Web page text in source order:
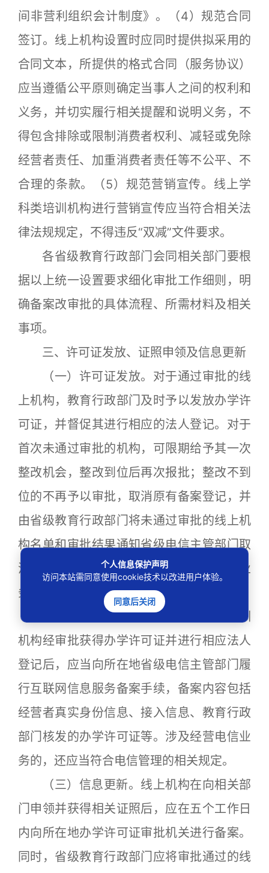
间非营利组织会计制度》。（4）规范合同
签订。线上机构设置时应同时提供拟采用的
合同文本，所提供的格式合同（服务协议）
应当遵循公平原则确定当事人之间的权利和
义务，并切实履行相关提醒和说明义务，不
得包含排除或限制消费者权利、减轻或免除
经营者责任、加重消费者责任等不公平、不
合理的条款。（5）规范营销宣传。线上学
科类培训机构进行营销宣传应当符合相关法
律法规规定，不得违反“双减”文件要求。
各省级教育行政部门会同相关部门要根
据以上统一设置要求细化审批工作细则，明
确备案改审批的具体流程、所需材料及相关
事项。
三、许可证发放、证照申领及信息更新
（一）许可证发放。对于通过审批的线
上机构，教育行政部门及时予以发放办学许
可证，并督促其进行相应的法人登记。对于
首次未通过审批的机构，可限期给予其一次
整改机会，整改到位后再次报批；整改不到
位的不再予以审批，取消原有备案登记，并
由省级教育行政部门将未通过审批的线上机
构名单和审批结果通知省级电信主管部门取
消相应的互联网信息服务备案和增值电信业
务经营许可。
（二）相关证照申领。线上学科类培训
机构经审批获得办学许可证并进行相应法人
登记后，应当向所在地省级电信主管部门履
行互联网信息服务备案手续，备案内容包括
经营者真实身份信息、接入信息、教育行政
部门核发的办学许可证等。涉及经营电信业
务的，还应当符合电信管理的相关规定。
（三）信息更新。线上机构在向相关部
门申领并获得相关证照后，应在五个工作日
内向所在地办学许可证审批机关进行备案。
同时，省级教育行政部门应将审批通过的线
个人信息保护声明
访问本站需同意使用cookie技术以改进用户体验。
同意后关闭